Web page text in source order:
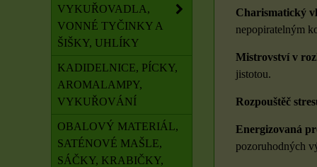
Charismatický
nepopiratelným
Mistrovství v
jistotou.
Rozpouštěč
Energizovaná
pozoruhodných
VYKUŘOVADLA,
VONNÉ TYČINKY A
ŠIŠKY, UHLÍKY
KADIDELNICE, PÍCKY,
AROMALAMPY,
VYKUŘOVÁNÍ
OBALOVÝ MATERIÁL,
SATÉNOVÉ MAŠLE,
SÁČKY, KRABIČKY,